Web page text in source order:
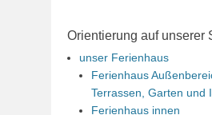
Orientierung auf unserer
unser Ferienhaus
Ferienhaus
Terrassen, Garten und
Ferienhaus innen